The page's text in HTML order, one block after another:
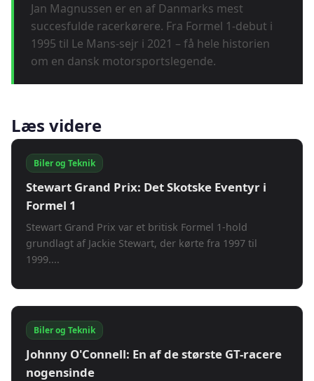
Jan Magnussen er en af Danmarks mest
succesfulde racerkørere. Fra Formel 1-debut i
1995 til Le Mans-sejr i 2021 – få hele historien
om en dansk motorsportslegende.
Læs videre
Biler og Teknik
Stewart Grand Prix: Det Skotske Eventyr i
Formel 1
Stewart Grand Prix var et britisk Formel 1-hold
grundlagt af Jackie Stewart, der kørte fra 1997 til
1999....
Biler og Teknik
Johnny O'Connell: En af de største GT-racere
nogensinde